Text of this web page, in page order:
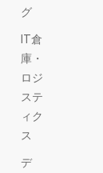
グ
IT倉
庫・
ロジ
ステ
ィク
ス
デ